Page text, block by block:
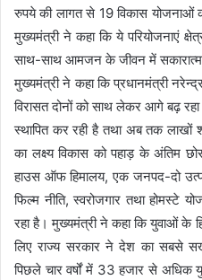
रुपये की लागत से 19 विकास योजनाओं
मुख्यमंत्री ने कहा कि ये परियोजनाएं
साथ-साथ आमजन के जीवन में सकारात्मक
मुख्यमंत्री ने कहा कि प्रधानमंत्री
विरासत दोनों को साथ लेकर आगे बढ़ रहा
स्थापित कर रही है तथा अब तक लाखों
का लक्ष्य विकास को पहाड़ के अंतिम
हाउस ऑफ हिमालय, एक जनपद-दो
फिल्म नीति, स्वरोजगार तथा होमस्टे
रहा है। मुख्यमंत्री ने कहा कि युवाओं के
लिए राज्य सरकार ने देश का सबसे
पिछले चार वर्षों में 33 हजार से अधिक